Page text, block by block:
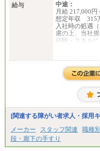
給与
中途：
月給 217,000円
想定年収 315
入社時の処遇
慮の上、当社
経験・スキル
[関連する障がい者求人・採用
メーカー
スタッフ関連 職種
段・廊下の手すり